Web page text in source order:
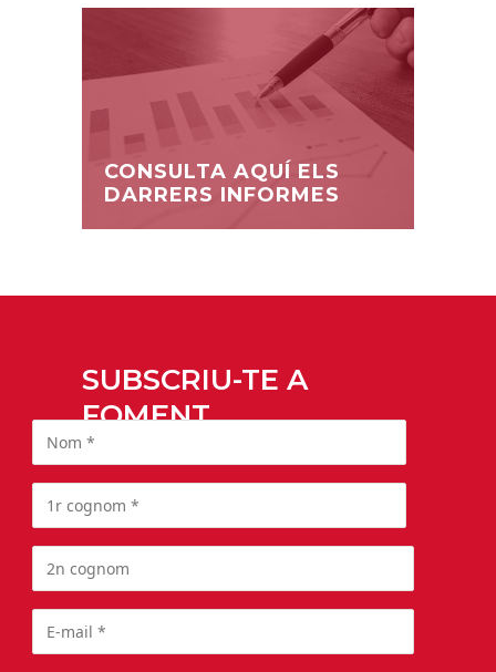
CONSULTA AQUÍ ELS
DARRERS INFORMES
SUBSCRIU-TE A
FOMENT